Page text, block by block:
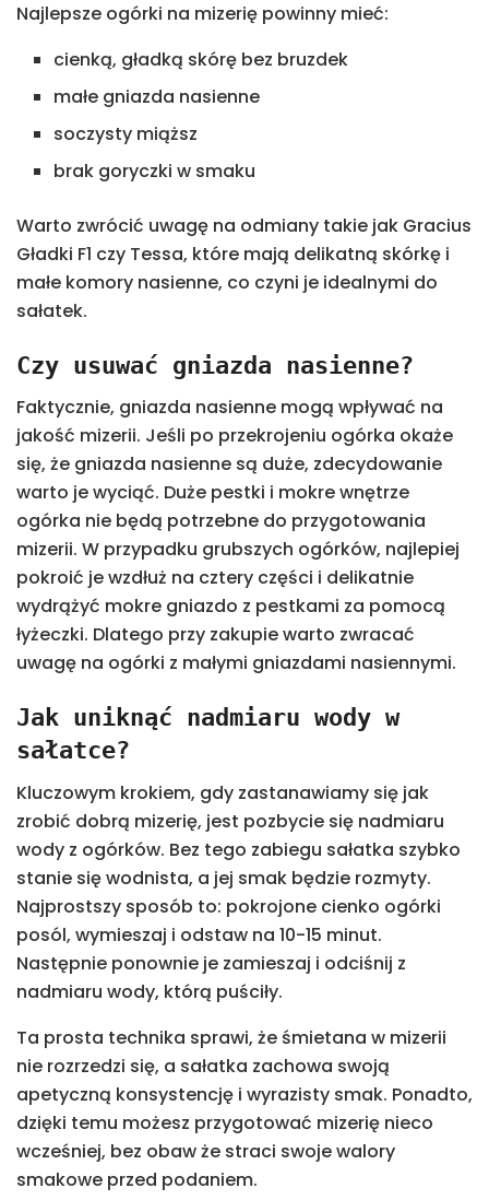
Najlepsze ogórki na mizerię powinny mieć:
cienką, gładką skórę bez bruzdek
małe gniazda nasienne
soczysty miąższ
brak goryczki w smaku
Warto zwrócić uwagę na odmiany takie jak Gracius
Gładki F1 czy Tessa, które mają delikatną skórkę i
małe komory nasienne, co czyni je idealnymi do
sałatek.
Czy usuwać gniazda nasienne?
Faktycznie, gniazda nasienne mogą wpływać na
jakość mizerii. Jeśli po przekrojeniu ogórka okaże
się, że gniazda nasienne są duże, zdecydowanie
warto je wyciąć. Duże pestki i mokre wnętrze
ogórka nie będą potrzebne do przygotowania
mizerii. W przypadku grubszych ogórków, najlepiej
pokroić je wzdłuż na cztery części i delikatnie
wydrążyć mokre gniazdo z pestkami za pomocą
łyżeczki. Dlatego przy zakupie warto zwracać
uwagę na ogórki z małymi gniazdami nasiennymi.
Jak uniknąć nadmiaru wody w
sałatce?
Kluczowym krokiem, gdy zastanawiamy się jak
zrobić dobrą mizerię, jest pozbycie się nadmiaru
wody z ogórków. Bez tego zabiegu sałatka szybko
stanie się wodnista, a jej smak będzie rozmyty.
Najprostszy sposób to: pokrojone cienko ogórki
posól, wymieszaj i odstaw na 10-15 minut.
Następnie ponownie je zamieszaj i odciśnij z
nadmiaru wody, którą puściły.
Ta prosta technika sprawi, że śmietana w mizerii
nie rozrzedzi się, a sałatka zachowa swoją
apetyczną konsystencję i wyrazisty smak. Ponadto,
dzięki temu możesz przygotować mizerię nieco
wcześniej, bez obaw że straci swoje walory
smakowe przed podaniem.